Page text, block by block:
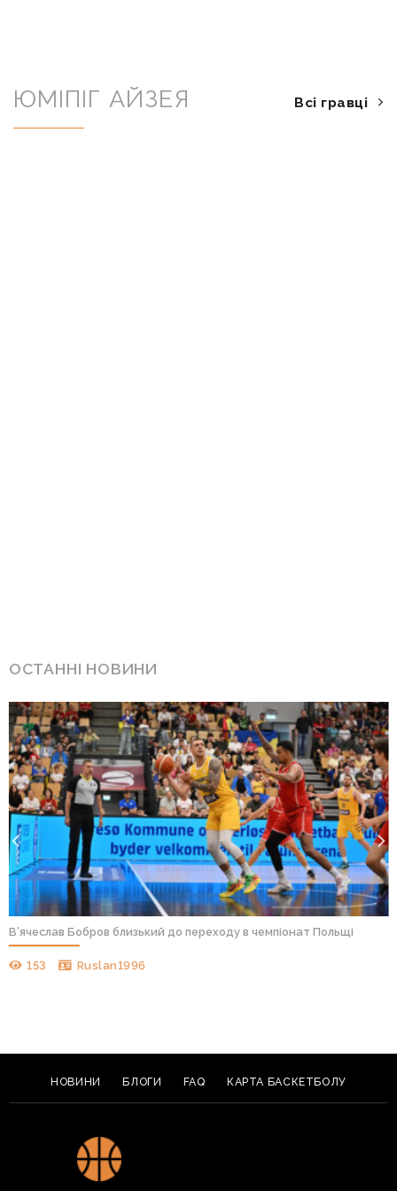
ЮМІПІГ АЙЗЕЯ Всі гравці
ОСТАННІ НОВИНИ
В’ячеслав Бобров близький до переходу в чемпіонат Польщі
153 Ruslan1996
НОВИНИ БЛОГИ FAQ КАРТА БАСКЕТБОЛУ